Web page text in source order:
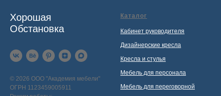
Хорошая
Обстановка
© 2026 ООО "Академия мебели"
ОГРН 1123459005911
Каталог
Кабинет руководителя
Дизайнерские кресла
Кресла и стулья
Мебель для персонала
Мебель для переговорной